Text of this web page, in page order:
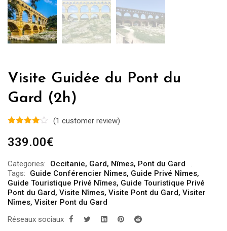
Visite Guidée du Pont du
Gard (2h)
(1 customer review)
339.00€
Categories: Occitanie, Gard, Nîmes, Pont du Gard
Tags:
Guide Conférencier Nîmes, Guide Privé Nîmes,
Guide Touristique Privé Nîmes, Guide Touristique Privé
Pont du Gard, Visite Nîmes, Visite Pont du Gard, Visiter
Nîmes, Visiter Pont du Gard
Réseaux sociaux